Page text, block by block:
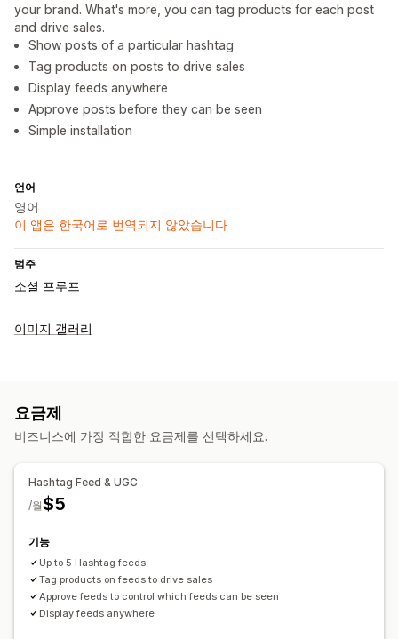
your brand. What's more, you can tag products for each post
and drive sales.
Show posts of a particular hashtag
Tag products on posts to drive sales
Display feeds anywhere
Approve posts before they can be seen
Simple installation
언어
영어
이 앱은 한국어로 번역되지 않았습니다
범주
소셜 프루프
이미지 갤러리
요금제
비즈니스에 가장 적합한 요금제를 선택하세요.
Hashtag Feed & UGC
$5
/월
기능
Up to 5 Hashtag feeds
Tag products on feeds to drive sales
Approve feeds to control which feeds can be seen
Display feeds anywhere